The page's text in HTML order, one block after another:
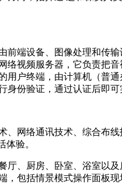
前端设备、图像处理和传
络视频服务器，它负责把
用户终端，由计算机（普
身份验证，通过认证后即可
、网络通讯技术、综合布
验。
厅、厨房、卧室、浴室以
，包括情景模式操作面板